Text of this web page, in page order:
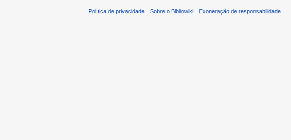
Política de privacidade Sobre o Bibliowiki Exoneração de responsabilidade